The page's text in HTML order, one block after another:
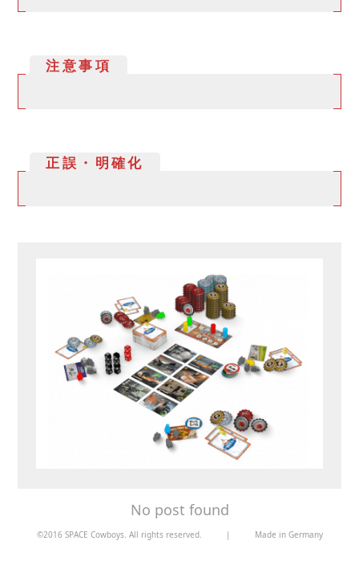
注意事項
正誤・明確化
No post found
©2016 SPACE Cowboys. All rights reserved. | Made in Germany